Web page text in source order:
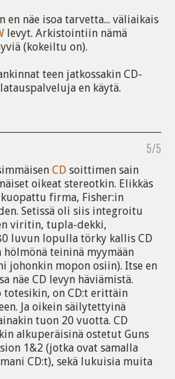
en näe isoa tarvetta... väliaikais
levyt. Arkistointiin nämä
(kokeiltu on).
teen jatkossakin CD-
en käytä.
5/5
CD soittimen sain
oikeat stereotkin. Elikkäs
firma, Fisher:in
Setissä oli siis integroitu
viritin, tupla-dekki,
luvun lopulla törky kallis CD
teininä myymään
johonkin mopon osiin). Itse en
näe CD levyn häviämistä.
totesikin, on CD:t erittäin
Ja oikein säilytettyinä
tuon 20 vuotta. CD
alkuperäisinä ostetut Guns
1&2 (jotka ovat samalla
CD:t), sekä lukuisia muita